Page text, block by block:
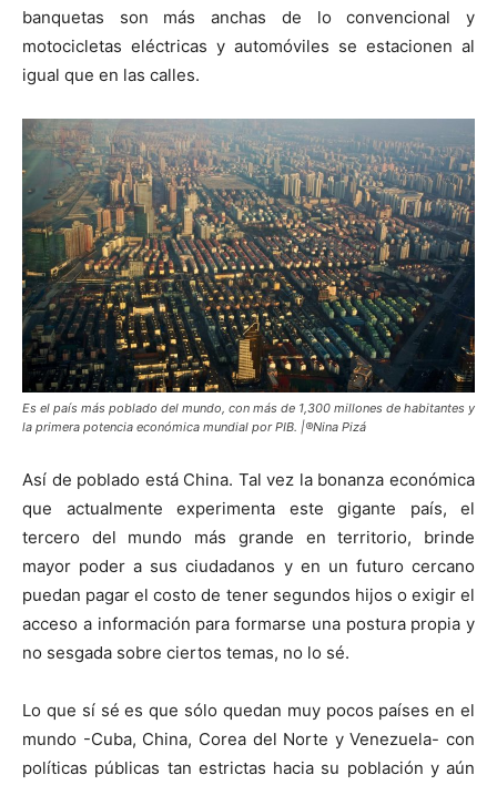
banquetas son más anchas de lo convencional y
motocicletas eléctricas y automóviles se estacionen al
igual que en las calles.
Es el país más poblado del mundo, con más de 1,300 millones de habitantes y
la primera potencia económica mundial por PIB. |®Nina Pizá
Así de poblado está China. Tal vez la bonanza económica
que actualmente experimenta este gigante país, el
tercero del mundo más grande en territorio, brinde
mayor poder a sus ciudadanos y en un futuro cercano
puedan pagar el costo de tener segundos hijos o exigir el
acceso a información para formarse una postura propia y
no sesgada sobre ciertos temas, no lo sé.
Lo que sí sé es que sólo quedan muy pocos países en el
mundo -Cuba, China, Corea del Norte y Venezuela- con
políticas públicas tan estrictas hacia su población y aún